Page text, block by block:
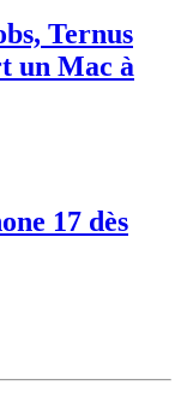
Ternus
un Mac à
17 dès